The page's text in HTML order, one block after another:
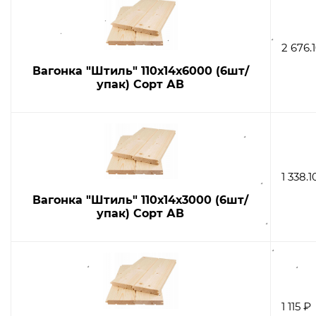
Вагонка "Штиль" 110х14х6000 (6шт/
упак) Сорт АВ
2
Вагонка "Штиль" 110х14х3000 (6шт/
упак) Сорт АВ
1
1 115 ₽